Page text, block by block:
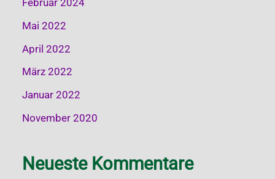
Februar 2024
Mai 2022
April 2022
März 2022
Januar 2022
November 2020
Neueste Kommentare